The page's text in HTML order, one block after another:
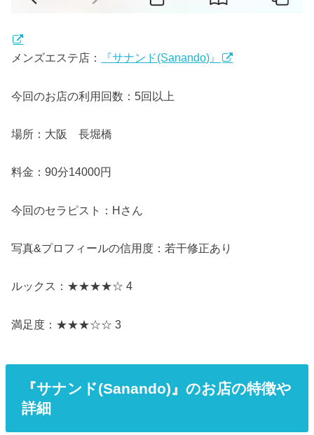
メンズエステ店： 『サナンド(Sanando)』
今回のお店の利用回数：5回以上
場所：大阪 長堀橋
料金：90分14000円
今回のセラピスト：Hさん
写真&プロフィールの信用度：若干修正あり
ルックス：★★★★☆ 4
満足度：★★★☆☆ 3
『サナンド(Sanando)』のお店の特徴や
詳細